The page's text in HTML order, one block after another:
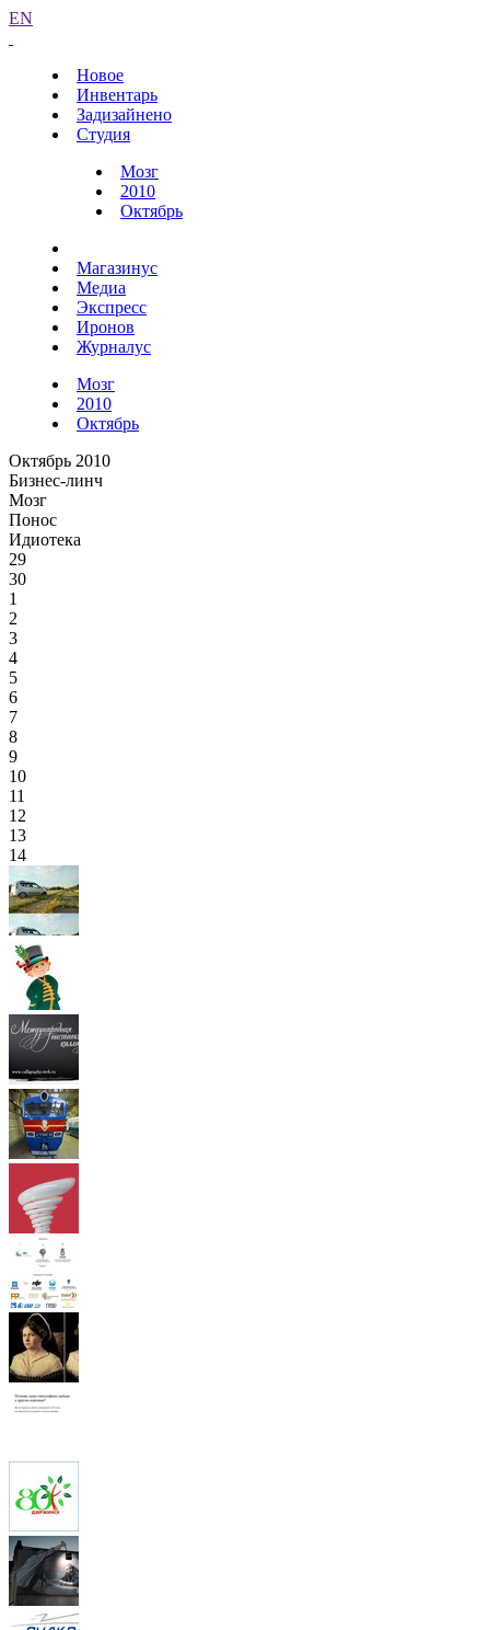
EN
Новое
Инвентарь
Задизайнено
Студия
Мозг
2010
Октябрь
Магазинус
Медиа
Экспресс
Иронов
Журналус
Мозг
2010
Октябрь
Октябрь 2010
Бизнес-линч
Мозг
Понос
Идиотека
29
30
1
2
3
4
5
6
7
8
9
10
11
12
13
14